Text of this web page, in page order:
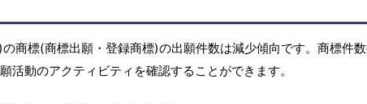
商標(商標出願・登録商標)の出願件数は減少傾向です。商標件
動のアクティビティを確認することができます。